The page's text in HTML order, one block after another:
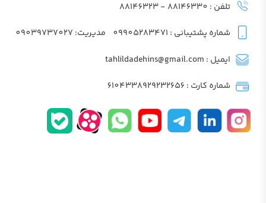
تلفن : 88146330 - 88146323
شماره پشتیبانی : 09905283471 مدیریت: 09039737027
ایمیل : tahlildadehins@gmail.com
شماره کارت : 6104338929232656